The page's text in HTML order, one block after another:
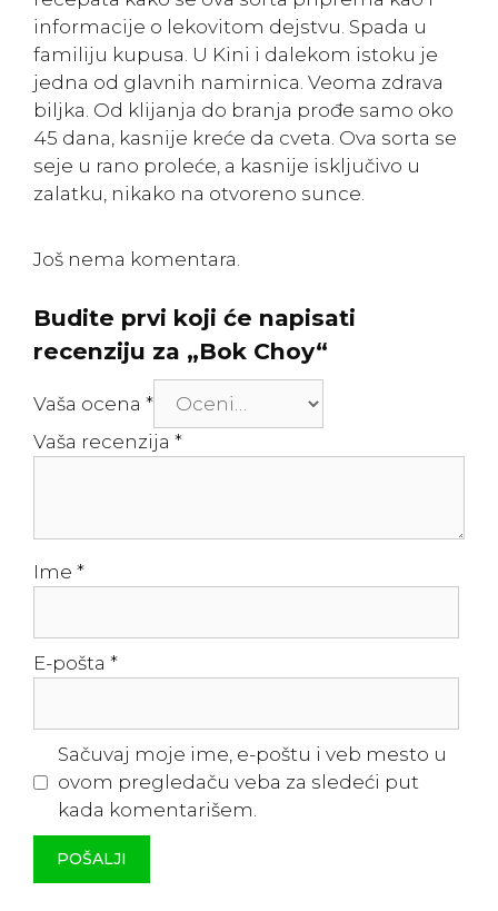
informacije o lekovitom dejstvu. Spada u
familiju kupusa. U Kini i dalekom istoku je
jedna od glavnih namirnica. Veoma zdrava
biljka. Od klijanja do branja prođe samo oko
45 dana, kasnije kreće da cveta. Ova sorta se
seje u rano proleće, a kasnije isključivo u
zalatku, nikako na otvoreno sunce.
Još nema komentara.
Budite prvi koji će napisati
recenziju za „Bok Choy“
Vaša ocena *
Vaša recenzija *
Ime *
E-pošta *
Sačuvaj moje ime, e-poštu i veb mesto u
ovom pregledaču veba za sledeći put
kada komentarišem.